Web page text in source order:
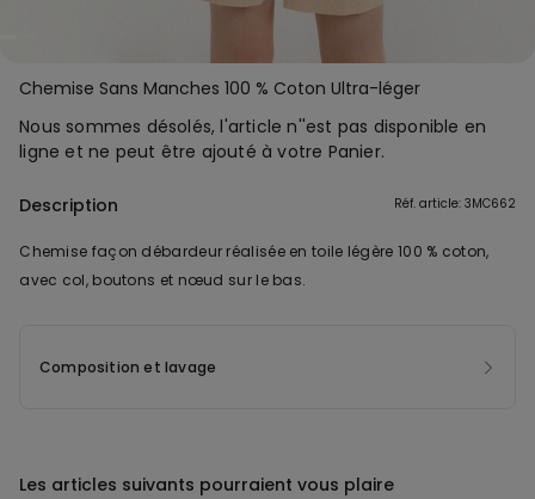
Chemise Sans Manches 100 % Coton Ultra-léger
Nous sommes désolés, l'article n''est pas disponible en
ligne et ne peut être ajouté à votre Panier.
Description Réf. article: 3MC662
Chemise façon débardeur réalisée en toile légère 100 % coton,
avec col, boutons et nœud sur le bas.
Composition et lavage
Les articles suivants pourraient vous plaire